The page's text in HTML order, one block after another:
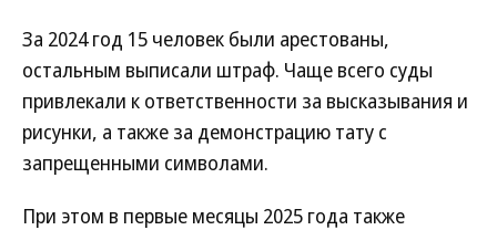
За 2024 год 15 человек были арестованы,
остальным выписали штраф. Чаще всего суды
привлекали к ответственности за высказывания и
рисунки, а также за демонстрацию тату с
запрещенными символами.
При этом в первые месяцы 2025 года также